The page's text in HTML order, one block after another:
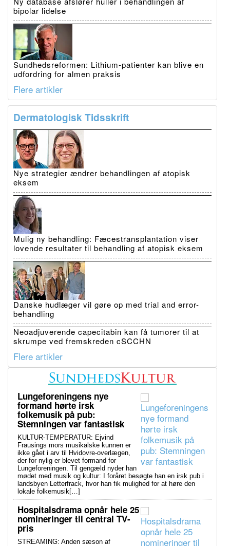
bipolar lidelse
Sundhedsreformen: Lithium-patienter kan blive en
udfordring for almen praksis
Flere artikler
Dermatologisk Tidsskrift
Nye strategier ændrer behandlingen af atopisk
eksem
Mulig ny behandling: Fæcestransplantation viser
lovende resultater til behandling af atopisk eksem
Danske hudlæger vil gøre op med trial and error-
behandling
Neoadjuverende capecitabin kan få tumorer til at
skrumpe ved fremskreden cSCCHN
Flere artikler
Lungeforeningens nye
formand hørte irsk
folkemusik på pub:
Stemningen var fantastisk
KULTUR-TEMPERATUR: Ejvind
Frausings mors musikalske kunnen er
ikke gået i arv til Hvidovre-overlægen,
der for nylig er blevet formand for
Lungeforeningen. Til gengæld nyder han
mødet med musik og kultur: I foråret besøgte han en irsk pub i
landsbyen Letterfrack, hvor han fik mulighed for at høre den
lokale folkemusik[…]
Hospitalsdrama opnår hele 25
nomineringer til central TV-
pris
STREAMING: Anden sæson af